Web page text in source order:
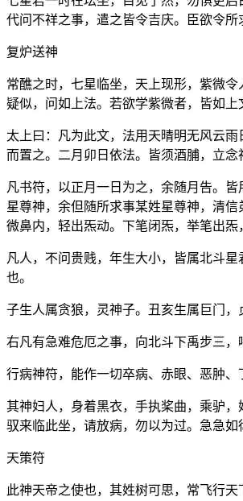
代问不祥之事，遣之皆令吉庆。臣欲令
复炉送神
常醮之时，七星临坐，天上现形，紫微
疑似，问如上法。若欲学紫微者，皆如上
太上曰：凡为此文，法用天晴明无风云
而置之。二月卯日依法。皆须酒脯，立
凡书符，以正月一日为之，余随月告。
星尊神，余但随所求事某姓星尊神，清
微鼻内，轻出炁动。下笔闭炁，举笔出炁
凡人，不问贵贱，年生大小，皆属北斗
也。
子生人属贪狼，灵神子。丑亥生属巨门
右凡有急难危厄之事，向北斗下禹步三
行病神符，能作一切卒病、赤眼、恶肿
其神妇人，身着黑衣，手执桨曲，乘驴
驭来临此坐，请放病，勿以为过。急急如
天策符
此神天帝之使也，其姓树可思，常飞行